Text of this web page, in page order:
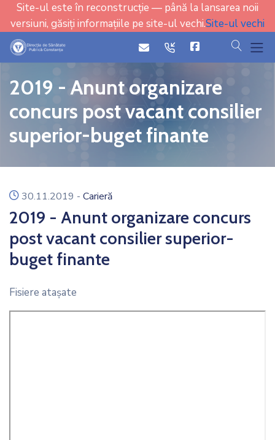
Site-ul este în reconstrucție — până la lansarea noii
versiuni, găsiți informațiile pe site-ul vechi.Site-ul vechi
iconicon cauta
2019 - Anunt organizare
concurs post vacant consilier
superior-buget finante
icon
30.11.2019 - Carieră
2019 - Anunt organizare concurs
post vacant consilier superior-
buget finante
Fisiere ataşate